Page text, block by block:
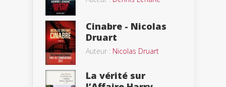
Cinabre - Nicolas
Druart
Auteur : Nicolas Druart
La vérité sur